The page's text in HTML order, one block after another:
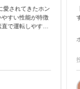
愛されてきたホン
すい性能が特徴
で運転しやすい
ルの踏みしろに